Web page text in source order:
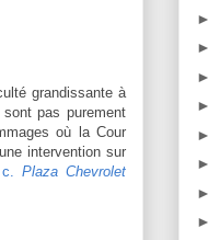
grandissante à
pas purement
où la Cour
intervention sur
c.Plaza Chevrolet
►
►
►
►
►
►
►
►